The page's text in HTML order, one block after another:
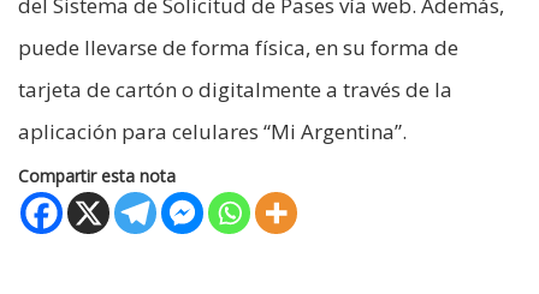
puede llevarse de forma física, en su forma de
tarjeta de cartón o digitalmente a través de la
aplicación para celulares “Mi Argentina”.
Compartir esta nota